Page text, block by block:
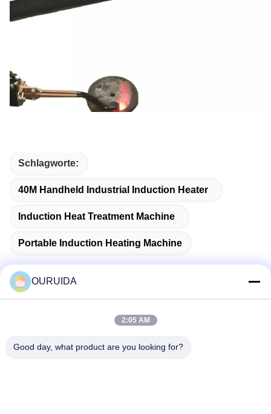
Schlagworte:
40M Handheld Industrial Induction Heater
Induction Heat Treatment Machine
Portable Induction Heating Machine
Anschrift
OURUIDA
2:05 AM
Good day, what product are you looking for?